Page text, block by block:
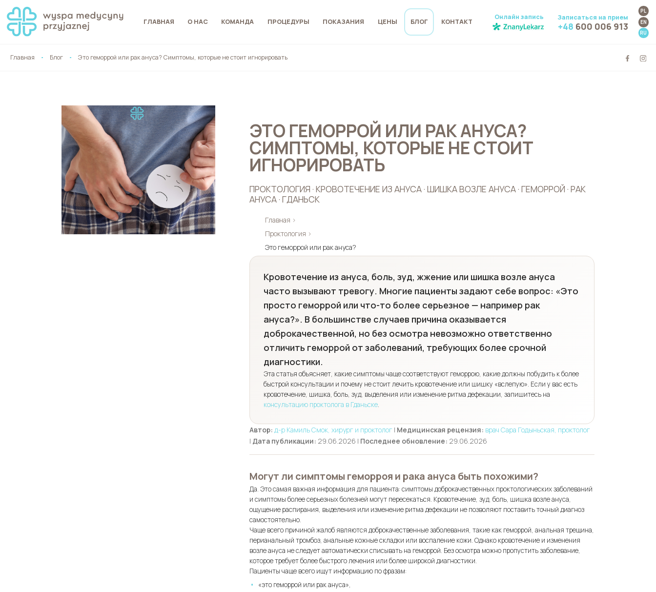
ГЛАВНАЯ О НАС КОМАНДА ПРОЦЕДУРЫ ПОКАЗАНИЯ ЦЕНЫ БЛОГ КОНТАКТ
Онлайн запись Записаться на прием
+48 600 006 913
PL
EN
RU
Главная Блог Это геморрой или рак ануса? Симптомы, которые не стоит игнорировать
ЭТО ГЕМОРРОЙ ИЛИ РАК АНУСА?
СИМПТОМЫ, КОТОРЫЕ НЕ СТОИТ
ИГНОРИРОВАТЬ
ПРОКТОЛОГИЯ · КРОВОТЕЧЕНИЕ ИЗ АНУСА · ШИШКА ВОЗЛЕ АНУСА · ГЕМОРРОЙ · РАК
АНУСА · ГДАНЬСК
Главная ›
Проктология ›
Это геморрой или рак ануса?
Кровотечение из ануса, боль, зуд, жжение или шишка возле ануса
часто вызывают тревогу. Многие пациенты задают себе вопрос: «Это
просто геморрой или что-то более серьезное — например рак
ануса?». В большинстве случаев причина оказывается
доброкачественной, но без осмотра невозможно ответственно
отличить геморрой от заболеваний, требующих более срочной
диагностики.
Эта статья объясняет, какие симптомы чаще соответствуют геморрою, какие должны побудить к более
быстрой консультации и почему не стоит лечить кровотечение или шишку «вслепую». Если у вас есть
кровотечение, шишка, боль, зуд, выделения или изменение ритма дефекации, запишитесь на
консультацию проктолога в Гданьске.
Автор: д-р Камиль Смок, хирург и проктолог | Медицинская рецензия: врач Сара Годыньская, проктолог
| Дата публикации: 29.06.2026 | Последнее обновление: 29.06.2026
Могут ли симптомы геморроя и рака ануса быть похожими?
Да. Это самая важная информация для пациента: симптомы доброкачественных проктологических заболеваний
и симптомы более серьезных болезней могут пересекаться. Кровотечение, зуд, боль, шишка возле ануса,
ощущение распирания, выделения или изменение ритма дефекации не позволяют поставить точный диагноз
самостоятельно.
Чаще всего причиной жалоб являются доброкачественные заболевания, такие как геморрой, анальная трещина,
перианальный тромбоз, анальные кожные складки или воспаление кожи. Однако кровотечение и изменения
возле ануса не следует автоматически списывать на геморрой. Без осмотра можно пропустить заболевание,
которое требует более быстрого лечения или более широкой диагностики.
Пациенты чаще всего ищут информацию по фразам:
«это геморрой или рак ануса»,